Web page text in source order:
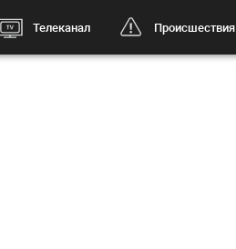
Телеканал Происшествия